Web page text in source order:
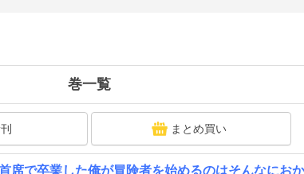
巻一覧
まとめ買い
席で卒業した俺が冒険者を始めるのはそんなにお